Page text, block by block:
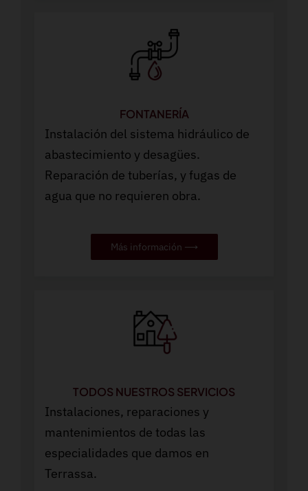
FONTANERÍA
Instalación del sistema hidráulico de
abastecimiento y desagües.
Reparación de tuberías, y fugas de
agua que no requieren obra.
Más información ⟶
TODOS NUESTROS SERVICIOS
Instalaciones, reparaciones y
mantenimientos de todas las
especialidades que damos en
Terrassa.